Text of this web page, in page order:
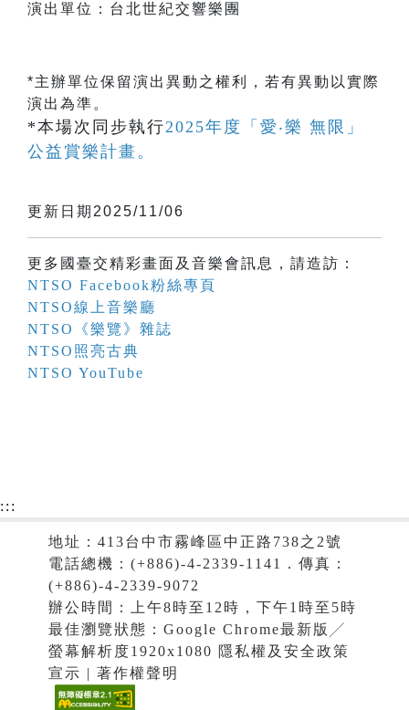
演出單位：台北世紀交響樂團
*主辦單位保留演出異動之權利，若有異動以實際
演出為準。
*本場次同步執行2025年度「愛‧樂 無限」
公益賞樂計畫。
更新日期2025/11/06
更多國臺交精彩畫面及音樂會訊息，請造訪：
NTSO Facebook粉絲專頁
NTSO線上音樂廳
NTSO《樂覽》雜誌
NTSO照亮古典
NTSO YouTube
:::
地址：413台中市霧峰區中正路738之2號
電話總機：(+886)-4-2339-1141．傳真：
(+886)-4-2339-9072
辦公時間：上午8時至12時，下午1時至5時
最佳瀏覽狀態：Google Chrome最新版╱
螢幕解析度1920x1080 隱私權及安全政策
宣示 | 著作權聲明